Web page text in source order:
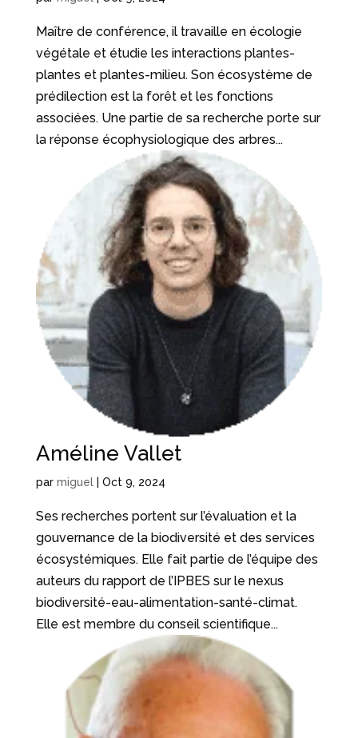
Maître de conférence, il travaille en écologie
végétale et étudie les interactions plantes-
plantes et plantes-milieu. Son écosystème de
prédilection est la forêt et les fonctions
associées. Une partie de sa recherche porte sur
la réponse écophysiologique des arbres...
Améline Vallet
par miguel| Oct 9, 2024
Ses recherches portent sur l’évaluation et la
gouvernance de la biodiversité et des services
écosystémiques. Elle fait partie de l’équipe des
auteurs du rapport de l’IPBES sur le nexus
biodiversité-eau-alimentation-santé-climat.
Elle est membre du conseil scientifique...